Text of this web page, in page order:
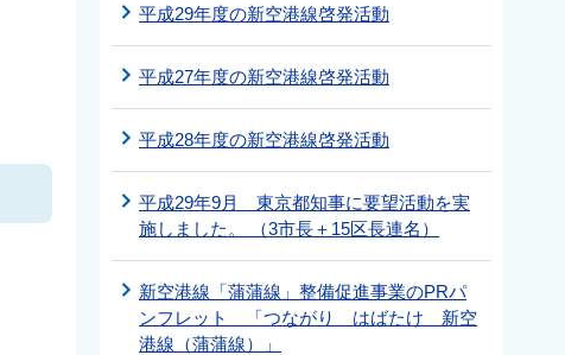
平成29年度の新空港線啓発活動
平成27年度の新空港線啓発活動
平成28年度の新空港線啓発活動
平成29年9月 東京都知事に要望活動を実
施しました。 （3市長＋15区長連名）
新空港線「蒲蒲線」整備促進事業のPRパ
ンフレット 「つながり はばたけ 新空
港線（蒲蒲線）」